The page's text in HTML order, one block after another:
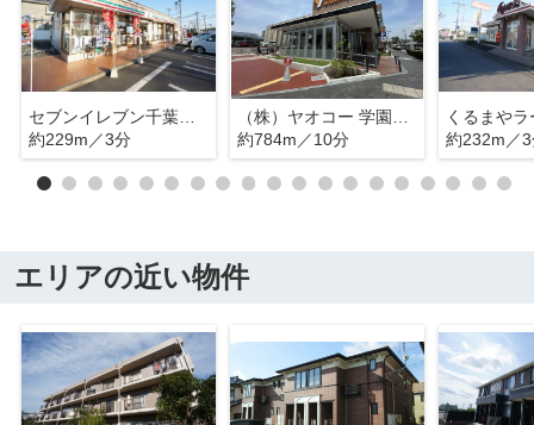
セブンイレブン千葉生実町
約229m／3分
（株）ヤオコー 学園前店
約784m／10分
約232m／
エリアの近い物件